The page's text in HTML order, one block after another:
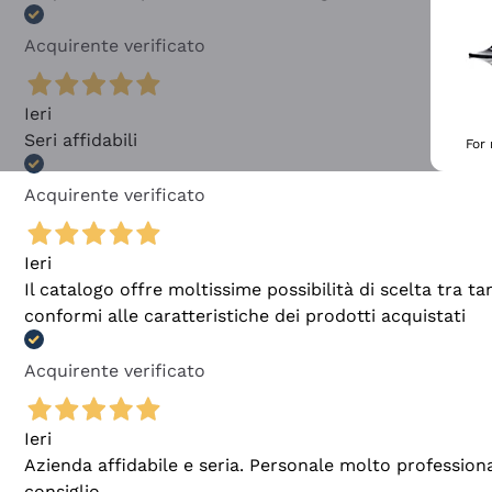
Acquirente verificato
Ieri
Seri affidabili
Acquirente verificato
Ieri
Il catalogo offre moltissime possibilità di scelta tra
conformi alle caratteristiche dei prodotti acquistati
Acquirente verificato
Ieri
Azienda affidabile e seria. Personale molto
For